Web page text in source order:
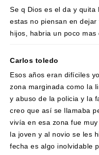
Se q Dios es el da y
estas no piensan en
hijos, habria un poco
Carlos toledo
Esos años eran difíciles
zona marginada como la
y abuso de la policia y la
creo que así se llamaba
vivía en esa zona fue
la joven y al novio se les
fecha es algo inolvidable